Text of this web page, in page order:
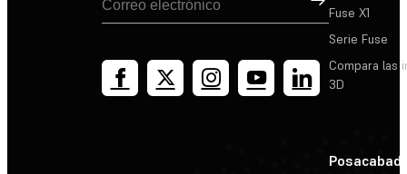
Fuse X1
Serie Fuse
Compara las
3D